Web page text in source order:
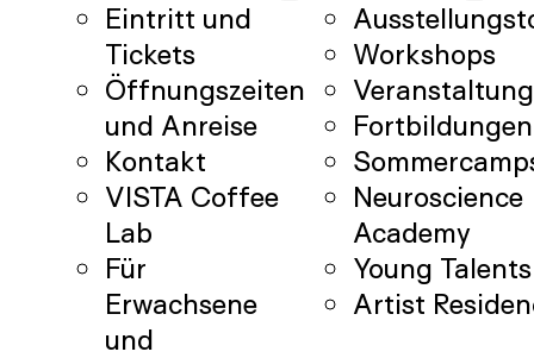
Eintritt und
Tickets
Öffnungszeiten
und Anreise
Kontakt
VISTA Coffee
Lab
Für
Erwachsene
und
Workshops
Fortbildungen
Neuroscience
Academy
Young
Artist